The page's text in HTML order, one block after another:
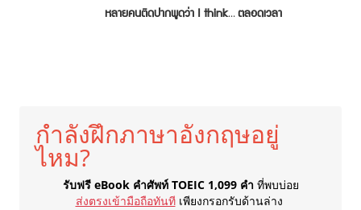
หลายคนติดปากพูดว่า I think… ตลอดเวลา
กำลังฝึกภาษาอังกฤษอยู่
ไหม?
รับฟรี eBook คำศัพท์ TOEIC 1,099 คำ ที่พบบ่อย
ส่งตรงเข้ามือถือทันที เพียงกรอกรับด้านล่าง